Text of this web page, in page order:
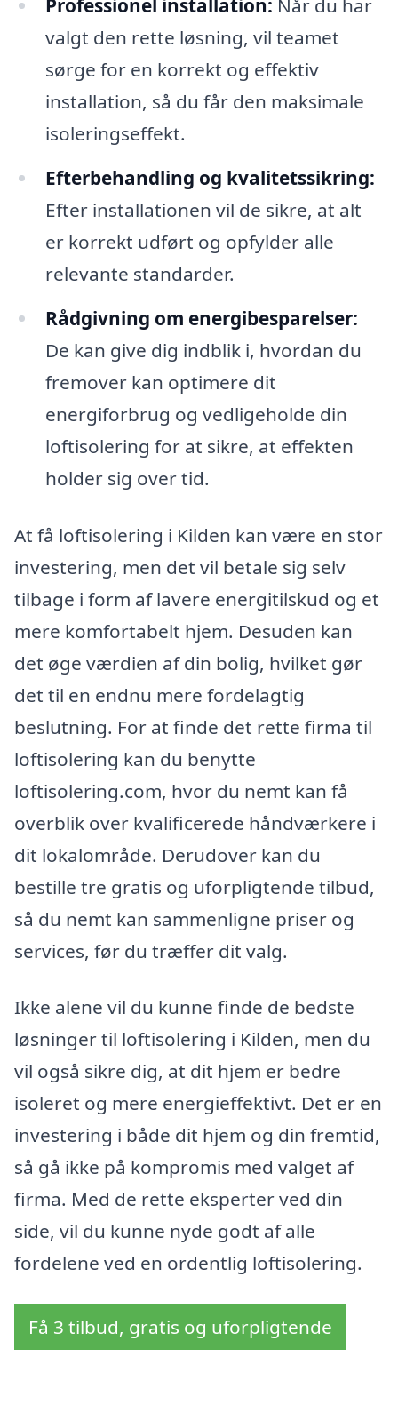
Professionel installation: Når du har
valgt den rette løsning, vil teamet
sørge for en korrekt og effektiv
installation, så du får den maksimale
isoleringseffekt.
Efterbehandling og kvalitetssikring:
Efter installationen vil de sikre, at alt
er korrekt udført og opfylder alle
relevante standarder.
Rådgivning om energibesparelser:
De kan give dig indblik i, hvordan du
fremover kan optimere dit
energiforbrug og vedligeholde din
loftisolering for at sikre, at effekten
holder sig over tid.
At få loftisolering i Kilden kan være en stor
investering, men det vil betale sig selv
tilbage i form af lavere energitilskud og et
mere komfortabelt hjem. Desuden kan
det øge værdien af din bolig, hvilket gør
det til en endnu mere fordelagtig
beslutning. For at finde det rette firma til
loftisolering kan du benytte
loftisolering.com, hvor du nemt kan få
overblik over kvalificerede håndværkere i
dit lokalområde. Derudover kan du
bestille tre gratis og uforpligtende tilbud,
så du nemt kan sammenligne priser og
services, før du træffer dit valg.
Ikke alene vil du kunne finde de bedste
løsninger til loftisolering i Kilden, men du
vil også sikre dig, at dit hjem er bedre
isoleret og mere energieffektivt. Det er en
investering i både dit hjem og din fremtid,
så gå ikke på kompromis med valget af
firma. Med de rette eksperter ved din
side, vil du kunne nyde godt af alle
fordelene ved en ordentlig loftisolering.
Få 3 tilbud, gratis og uforpligtende